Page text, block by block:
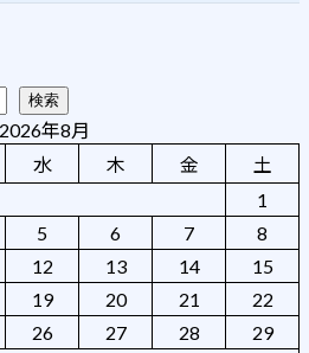
検索
2026年8月
水 木 金
土
1
5 6 7
8
12 13 14
15
19 20 21
22
26 27 28
29